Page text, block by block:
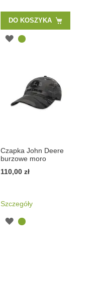
DO KOSZYKA
Czapka John Deere
burzowe moro
110,00 zł
Szczegóły